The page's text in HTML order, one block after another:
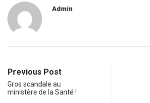
Admin
Previous Post
Gros scandale au
ministère de la Santé !